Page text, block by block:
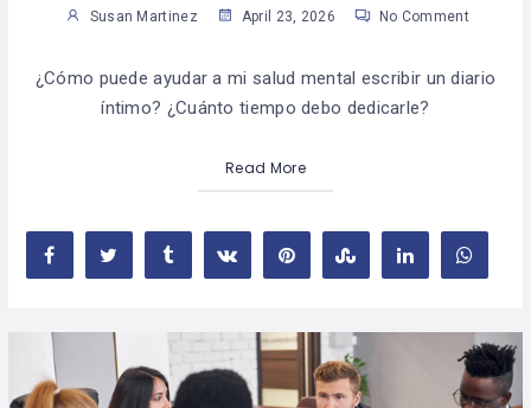
Susan Martinez April 23, 2026 No Comment
¿Cómo puede ayudar a mi salud mental escribir un diario
íntimo? ¿Cuánto tiempo debo dedicarle?
Read More